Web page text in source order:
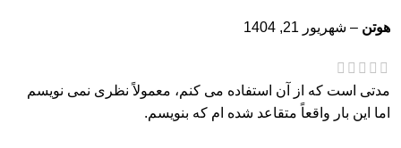
هوتن – شهریور 21, 1404
مدتی است که از آن استفاده می کنم، معمولاً نظری نمی نویسم
اما این بار واقعاً متقاعد شده ام که بنویسم.